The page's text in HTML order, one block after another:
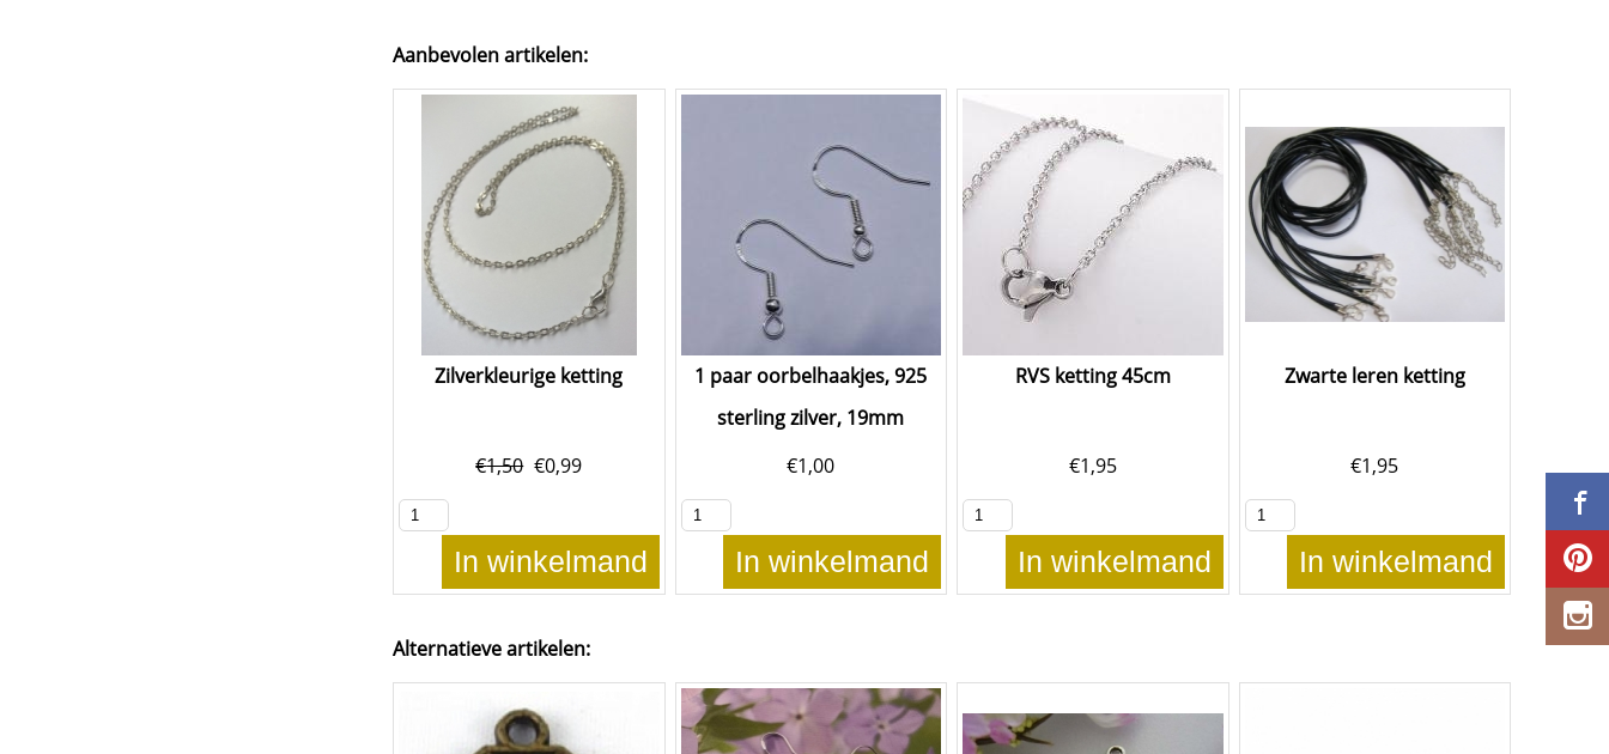
Aanbevolen artikelen:
Zilverkleurige ketting
€1,50 €0,99
In winkelmand
1 paar oorbelhaakjes, 925
sterling zilver, 19mm
€1,00
In winkelmand
RVS ketting 45cm
€1,95
In winkelmand
Zwarte leren ketting
€1,95
In winkelmand
Alternatieve artikelen: